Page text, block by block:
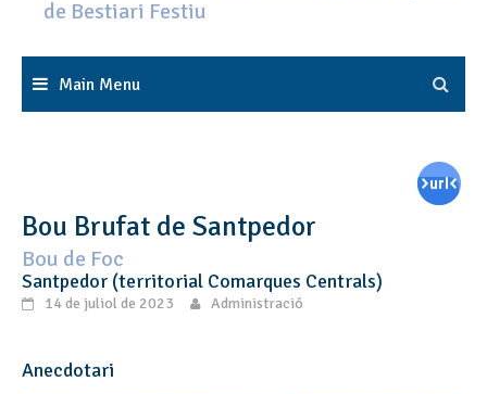
de Bestiari Festiu
Main Menu
Bou Brufat de Santpedor
Bou de Foc
Santpedor (territorial Comarques Centrals)
14 de juliol de 2023 Administració
Anecdotari